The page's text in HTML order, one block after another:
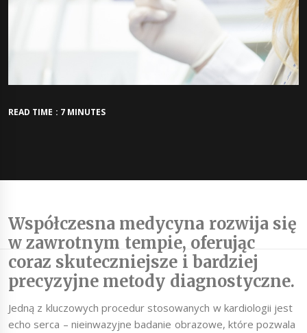
READ TIME : 7 MINUTES
Współczesna medycyna rozwija się
w zawrotnym tempie, oferując
coraz skuteczniejsze i bardziej
precyzyjne metody diagnostyczne.
Jedną z kluczowych procedur stosowanych w kardiologii jest
echo serca – nieinwazyjne badanie obrazowe, które pozwala